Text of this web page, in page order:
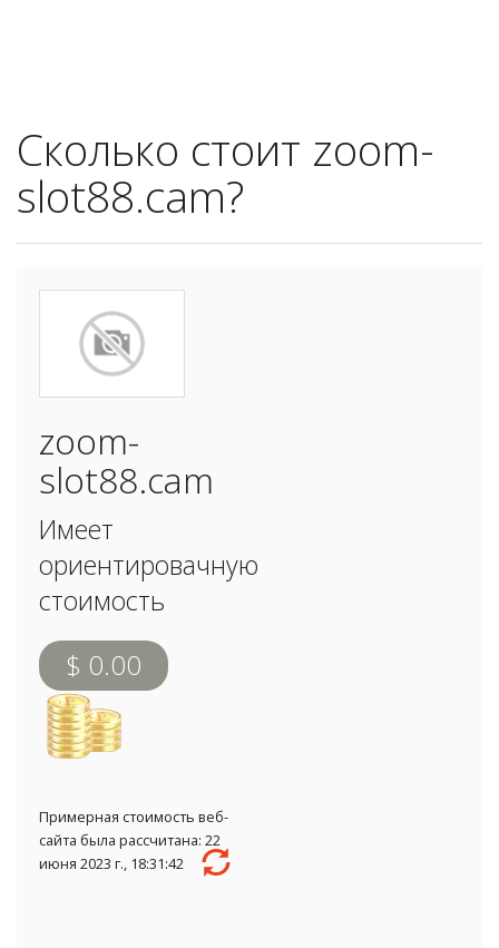
Сколько стоит zoom-
slot88.cam?
zoom-
slot88.cam
Имеет
ориентировачную
стоимость
$ 0.00
Примерная стоимость веб-
сайта была рассчитана: 22
июня 2023 г., 18:31:42